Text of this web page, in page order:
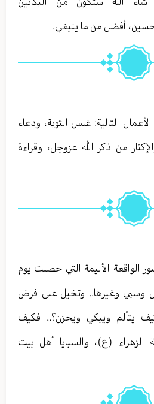
أفضل من ما ينبغي.
التالية: غسل التوبة، ودعاء
من ذكر الله عزوجل، وقراءة
الواقعة الأليمة التي حصلت يوم
وسبي وغيرها.. وتخيل على فرض
يتألم ويبكي ويحزن؟.. فكيف
الزهراء (ع)، والسبايا أهل بيت